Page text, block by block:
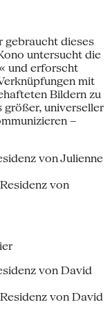
gebraucht dieses
untersucht die
und erforscht
mit
Bildern zu
größer, universeller
–
von Julienne
von David